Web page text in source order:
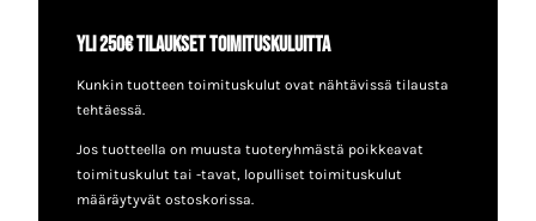
Yli 250€ tilaukset toimituskuluitta
Kunkin tuotteen toimituskulut ovat nähtävissä tilausta
tehtäessä.
Jos tuotteella on muusta tuoteryhmästä poikkeavat
toimituskulut tai -tavat, lopulliset toimituskulut
määräytyvät ostoskorissa.